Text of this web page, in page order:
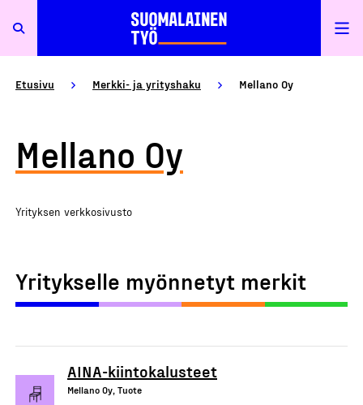
Etusivu Merkki- ja yrityshaku Mellano Oy
Mellano Oy
Yrityksen verkkosivusto
Yritykselle myönnetyt merkit
AINA-kiintokalusteet
Mellano Oy, Tuote